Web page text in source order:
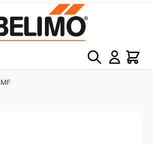
Søg Kurv